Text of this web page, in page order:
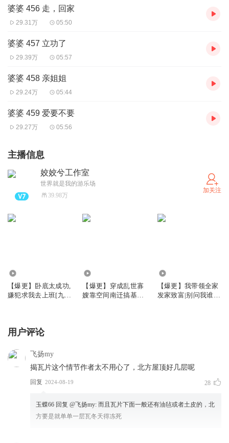
婆婆 456 走，回家
29.31万 05:50
婆婆 457 立功了
29.39万 05:57
婆婆 458 亲姐姐
29.24万 05:44
婆婆 459 爱要不要
29.27万 05:56
主播信息
姣姣兮工作室
世界就是我的游乐场
39.98万
加关注
【爆更】卧底太成功,
嫌犯求我去上班[九
【爆更】穿成乱世寡
嫂靠空间南迁搞基建
【爆更】我带领全家
发家致富|别问我谁是
用户评论
飞扬my
揭瓦片这个情节作者太不用心了，北方屋顶好几层呢
回复 2024-08-19 28
玉蝶66 回复 @飞扬my: 而且瓦片下面一般还有油毡或者土皮的，北
方要是就单单一层瓦冬天得冻死